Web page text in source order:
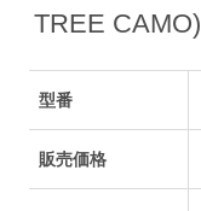
TREE CAMO)
型番
販売価格